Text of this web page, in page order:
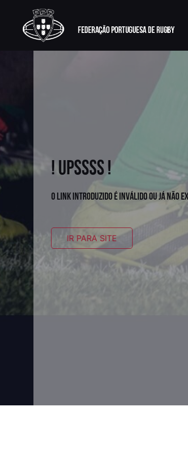
! UPSSSS !
O link introduzido é inválido ou já não
IR PARA SITE